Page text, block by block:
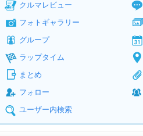
クルマレビュー
フォトギャラリー
グループ
ラップタイム
まとめ
フォロー
ユーザー内検索